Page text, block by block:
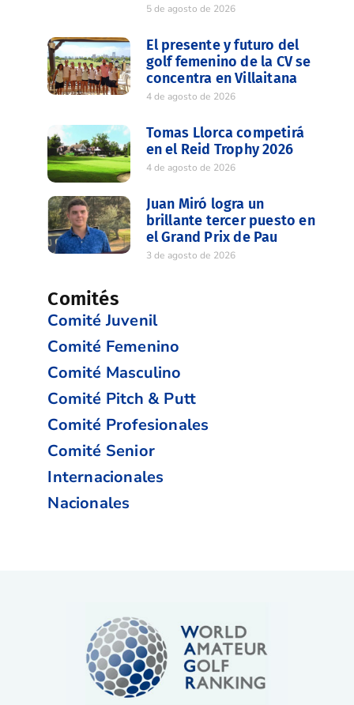
5 de agosto de 2026
El presente y futuro del
golf femenino de la CV se
concentra en Villaitana
4 de agosto de 2026
Tomas Llorca competirá
en el Reid Trophy 2026
4 de agosto de 2026
Juan Miró logra un
brillante tercer puesto en
el Grand Prix de Pau
3 de agosto de 2026
Comités
Comité Juvenil
Comité Femenino
Comité Masculino
Comité Pitch & Putt
Comité Profesionales
Comité Senior
Internacionales
Nacionales